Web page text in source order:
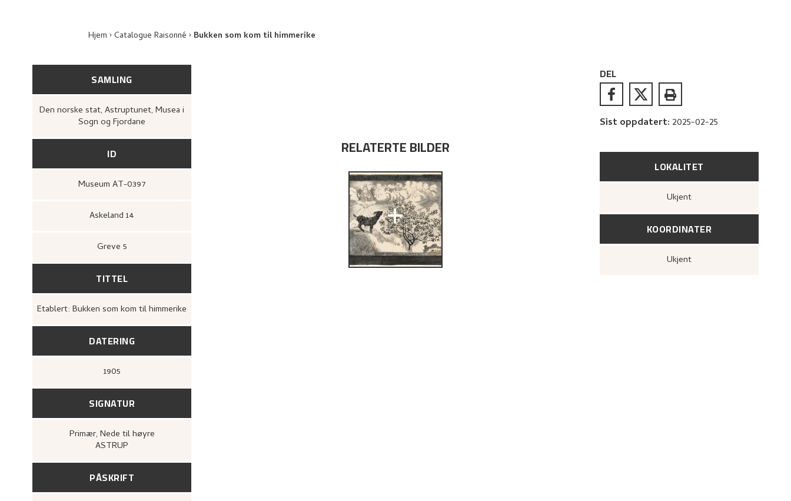
Hjem Catalogue Raisonné Bukken som kom til himmerike
SAMLING
Den norske stat, Astruptunet, Musea i
Sogn og Fjordane
ID
Museum AT-0397
Askeland 14
Greve 5
TITTEL
Etablert: Bukken som kom til himmerike
DATERING
1905
SIGNATUR
Primær, Nede til høyre
ASTRUP
PÅSKRIFT
RELATERTE BILDER
+
DEL
Sist oppdatert: 2025-02-25
LOKALITET
Ukjent
KOORDINATER
Ukjent